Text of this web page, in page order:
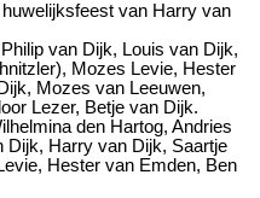
van Harry van
van Dijk, Louis van Dijk,
Mozes Levie, Hester
Mozes van Leeuwen,
Lezer, Betje van Dijk.
den Hartog, Andries
Dijk, Harry van Dijk, Saartje
Hester van Emden, Ben